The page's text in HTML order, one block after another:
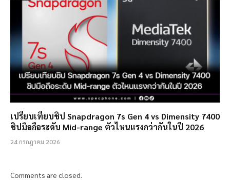
เปรียบเทียบชิป Snapdragon 7s Gen 4 vs Dimensity 7400
ชิปมือถือระดับ Mid-range ตัวไหนแรงกว่ากันในปี 2026
24 กรกฎาคม 2026
Comments are closed.